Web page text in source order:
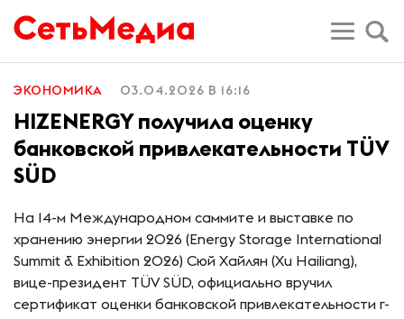
ЭКОНОМИКА 03.04.2026 В 16:16
HIZENERGY получила оценку
банковской привлекательности TÜV
SÜD
На 14-м Международном саммите и выставке по
хранению энергии 2026 (Energy Storage International
Summit & Exhibition 2026) Сюй Хайлян (Xu Hailiang),
вице-президент TÜV SÜD, официально вручил
сертификат оценки банковской привлекательности г-